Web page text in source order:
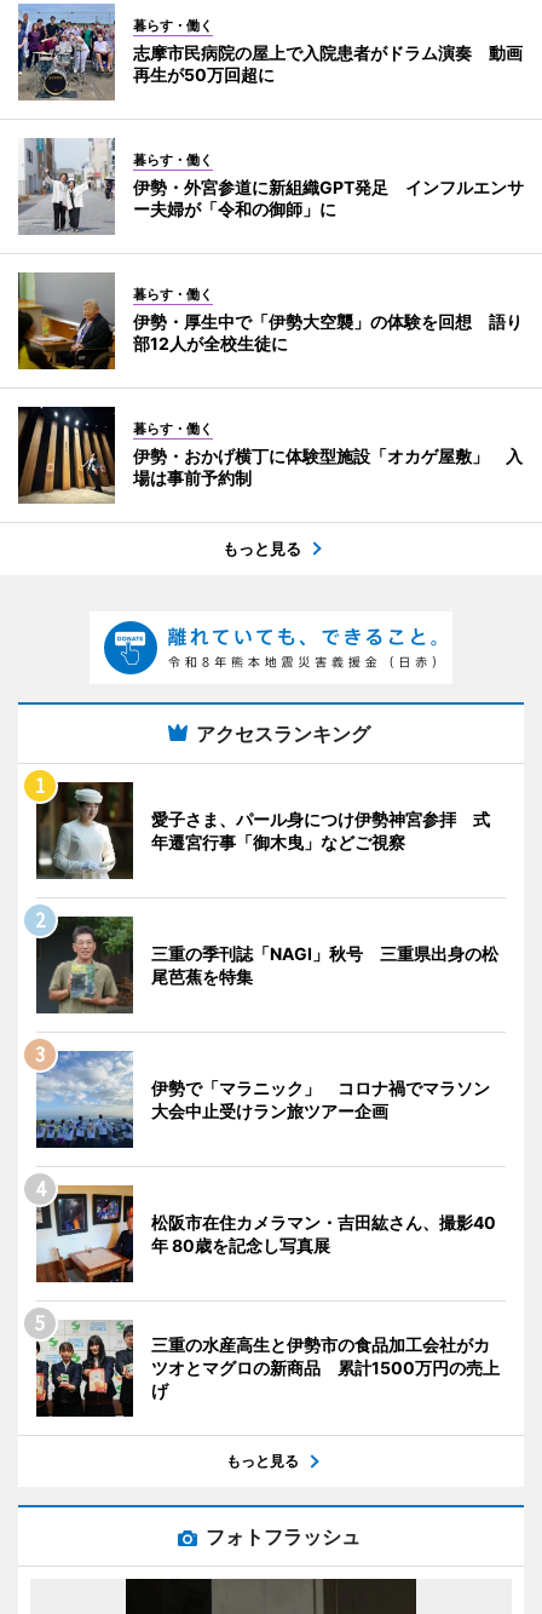
暮らす・働く
志摩市民病院の屋上で入院患者がドラム演奏 動画
再生が50万回超に
暮らす・働く
伊勢・外宮参道に新組織GPT発足 インフルエンサ
ー夫婦が「令和の御師」に
暮らす・働く
伊勢・厚生中で「伊勢大空襲」の体験を回想 語り
部12人が全校生徒に
暮らす・働く
伊勢・おかげ横丁に体験型施設「オカゲ屋敷」 入
場は事前予約制
もっと見る
アクセスランキング
愛子さま、パール身につけ伊勢神宮参拝 式
年遷宮行事「御木曳」などご視察
三重の季刊誌「NAGI」秋号 三重県出身の松
尾芭蕉を特集
伊勢で「マラニック」 コロナ禍でマラソン
大会中止受けラン旅ツアー企画
松阪市在住カメラマン・吉田紘さん、撮影40
年 80歳を記念し写真展
三重の水産高生と伊勢市の食品加工会社がカ
ツオとマグロの新商品 累計1500万円の売上
げ
もっと見る
フォトフラッシュ